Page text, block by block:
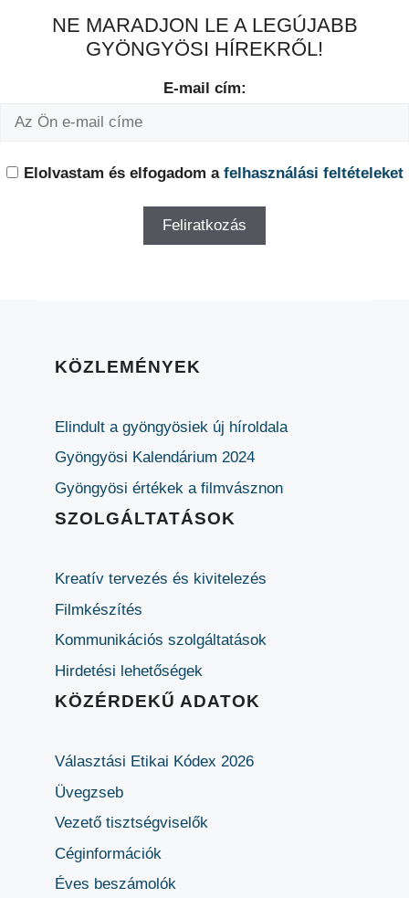
NE MARADJON LE A LEGÚJABB
GYÖNGYÖSI HÍREKRŐL!
E-mail cím:
Elolvastam és elfogadom a felhasználási feltételeket
KÖZLEMÉNYEK
Elindult a gyöngyösiek új híroldala
Gyöngyösi Kalendárium 2024
Gyöngyösi értékek a filmvásznon
SZOLGÁLTATÁSOK
Kreatív tervezés és kivitelezés
Filmkészítés
Kommunikációs szolgáltatások
Hirdetési lehetőségek
KÖZÉRDEKŰ ADATOK
Választási Etikai Kódex 2026
Üvegzseb
Vezető tisztségviselők
Céginformációk
Éves beszámolók